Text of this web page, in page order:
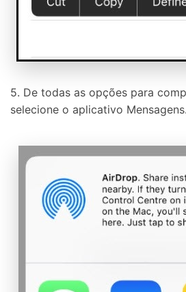
5. De todas as opções para
selecione o aplicativo Mensagens.